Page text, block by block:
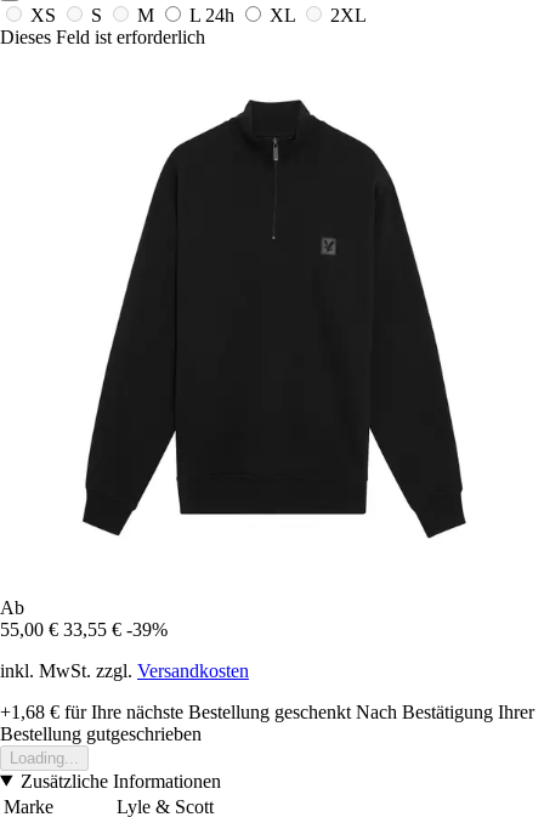
XS S M L 24h XL
2XL
Dieses Feld ist erforderlich
Ab
55,00 € 33,55 € -39%
inkl. MwSt. zzgl. Versandkosten
+1,68 € für Ihre nächste Bestellung geschenkt Nach Bestätigung Ihrer
Bestellung gutgeschrieben
Loading...
Zusätzliche Informationen
Marke
Lyle & Scott